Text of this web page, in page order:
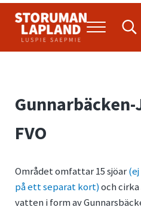
Storuman Lapland
Menu
FVO
Området omfattar 15 sjöar
på ett separat kort)och
vatten i form av